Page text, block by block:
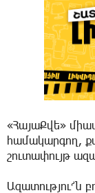
«ՀայաՔվե»
համակարգող,
շուտափույթ
Ազատությու՜ն